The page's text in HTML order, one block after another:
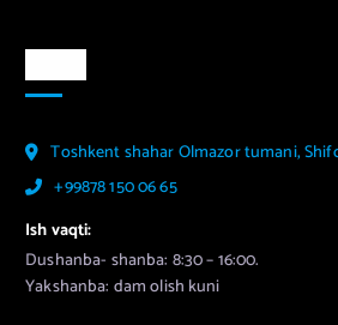
Toshkent shahar Olmazor tumani,
+99878 150 06 65
Ish vaqti:
Dushanba- shanba: 8:30 – 16:00.
Yakshanba: dam olish kuni